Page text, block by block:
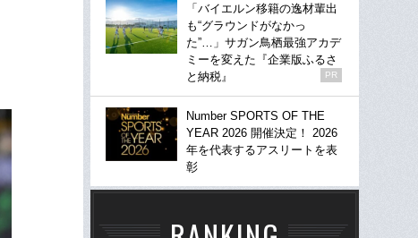
「バイエルン移籍の逸材輩出
も“グラウンドがなかっ
た”…」サガン鳥栖最強アカデ
ミーを変えた『企業版ふるさ
と納税』
PR
Number SPORTS OF THE
YEAR 2026 開催決定！ 2026
年を代表するアスリートを表
彰